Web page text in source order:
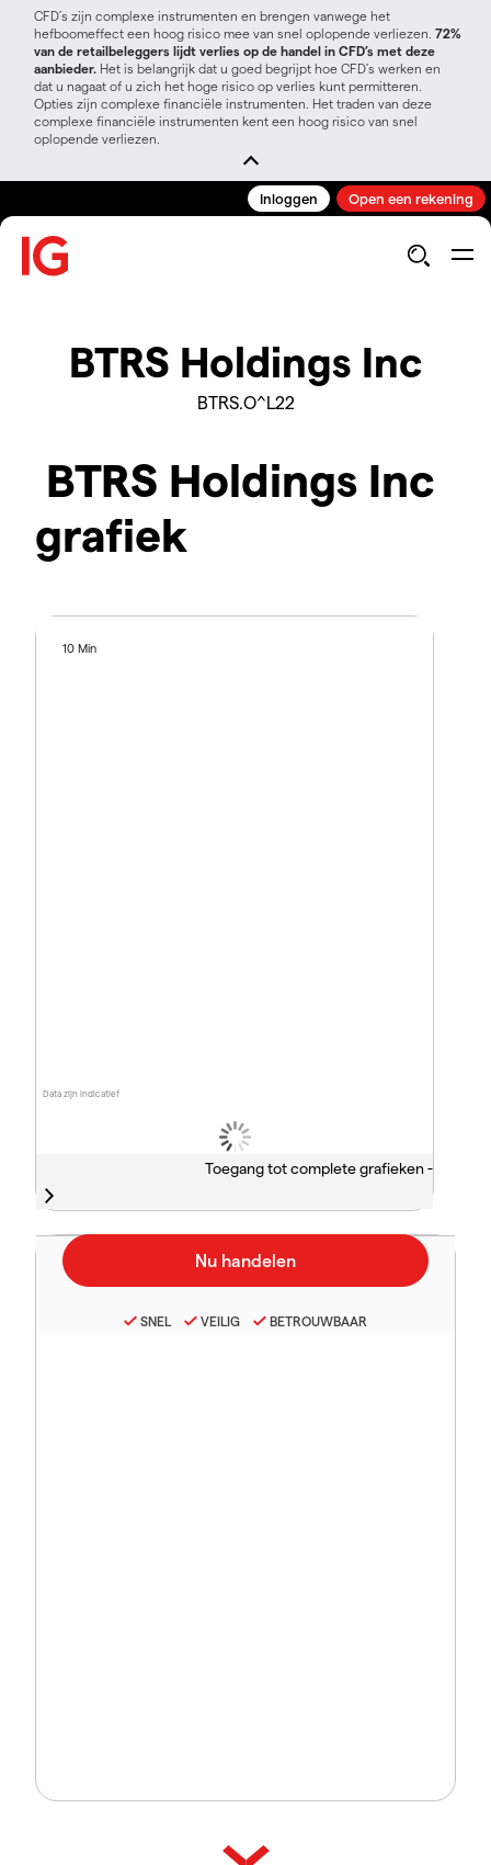
CFD’s zijn complexe instrumenten en brengen vanwege het
hefboomeffect een hoog risico mee van snel oplopende verliezen. 72%
van de retailbeleggers lijdt verlies op de handel in CFD’s met deze
aanbieder. Het is belangrijk dat u goed begrijpt hoe CFD's werken en
dat u nagaat of u zich het hoge risico op verlies kunt permitteren.
Opties zijn complexe financiële instrumenten. Het traden van deze
complexe financiële instrumenten kent een hoog risico van snel
oplopende verliezen.
Inloggen Open een rekening
BTRS Holdings Inc
BTRS.O^L22
BTRS Holdings Inc
grafiek
Data zijn indicatief
10 Min
Toegang tot complete grafieken -
SNEL VEILIG BETROUWBAAR